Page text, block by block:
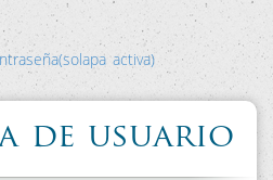
(solapa activa)
de usuario